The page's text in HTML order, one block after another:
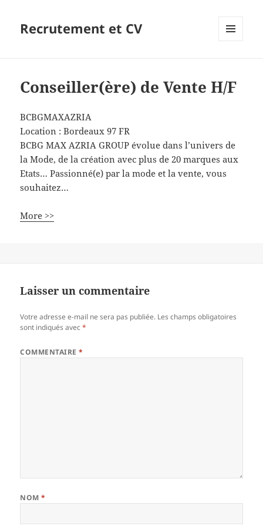
Recrutement et CV
Conseiller(ère) de Vente H/F
BCBGMAXAZRIA
Location :Bordeaux 97 FR
BCBG MAX AZRIA GROUP évolue dans l’univers de
la Mode, de la création avec plus de 20 marques aux
Etats… Passionné(e) par la mode et la vente, vous
souhaitez…
More >>
Laisser un commentaire
Votre adresse e-mail ne sera pas publiée. Les champs obligatoires
sont indiqués avec*
COMMENTAIRE*
NOM*